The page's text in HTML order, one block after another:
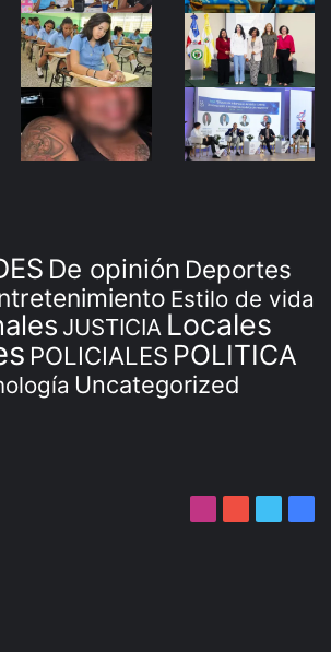
De opinión Deportes
Estilo de vida
JUSTICIA Locales
POLICIALES POLITICA
Uncategorized